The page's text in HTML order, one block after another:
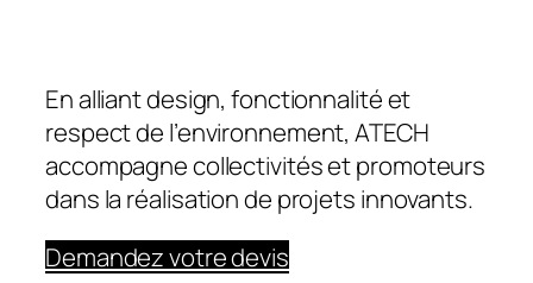
En alliant design, fonctionnalité et
respect de l’environnement, ATECH
accompagne collectivités et promoteurs
dans la réalisation de projets innovants.
Demandez votre devis